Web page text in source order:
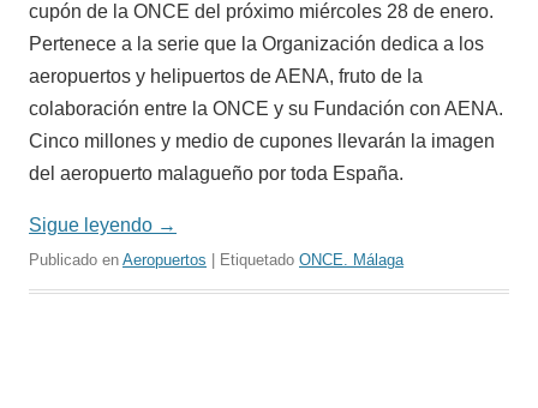
cupón de la ONCE del próximo miércoles 28 de enero.
Pertenece a la serie que la Organización dedica a los
aeropuertos y helipuertos de AENA, fruto de la
colaboración entre la ONCE y su Fundación con AENA.
Cinco millones y medio de cupones llevarán la imagen
del aeropuerto malagueño por toda España.
Sigue leyendo →
Publicado en Aeropuertos | Etiquetado ONCE. Málaga